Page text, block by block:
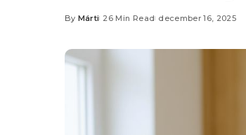
Posted
By Márti 26 Min Read december 16, 2025